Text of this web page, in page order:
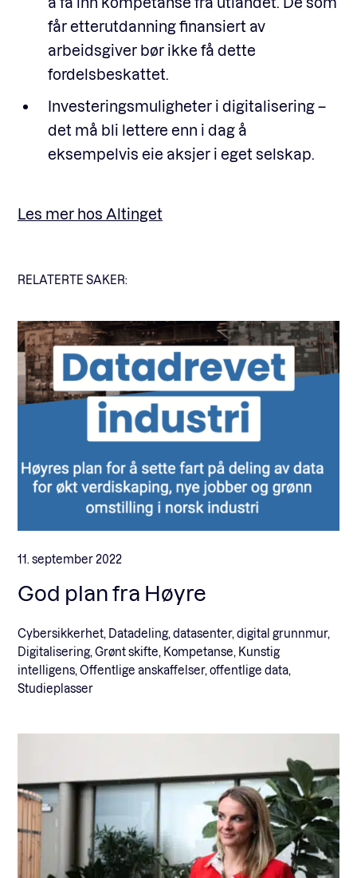
får etterutdanning finansiert av
arbeidsgiver bør ikke få dette
fordelsbeskattet.
Investeringsmuligheter i digitalisering –
det må bli lettere enn i dag å
eksempelvis eie aksjer i eget selskap.
Les mer hos Altinget
RELATERTE SAKER:
11. september 2022
God plan fra Høyre
Cybersikkerhet, Datadeling, datasenter, digital grunnmur,
Digitalisering, Grønt skifte, Kompetanse, Kunstig
intelligens, Offentlige anskaffelser, offentlige data,
Studieplasser